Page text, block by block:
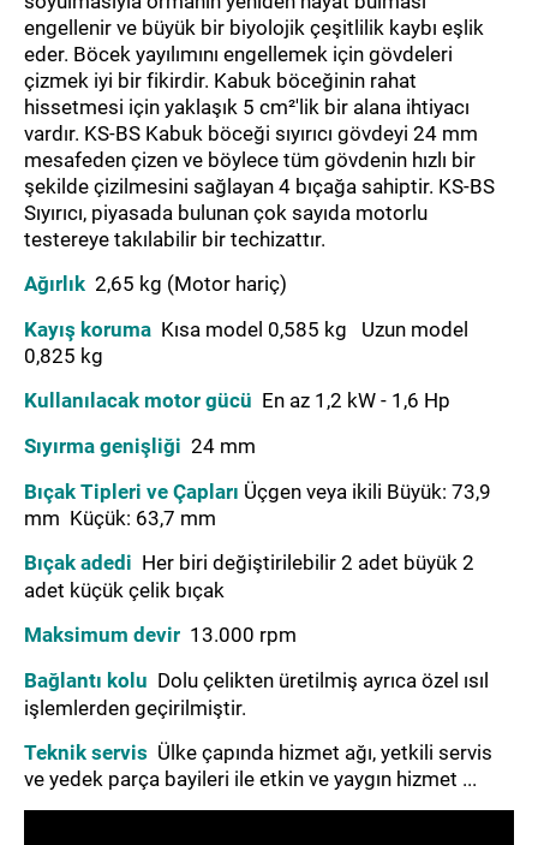
engellenir ve büyük bir biyolojik çeşitlilik kaybı eşlik
eder. Böcek yayılımını engellemek için gövdeleri
çizmek iyi bir fikirdir. Kabuk böceğinin rahat
hissetmesi için yaklaşık 5 cm²'lik bir alana ihtiyacı
vardır. KS-BS Kabuk böceği sıyırıcı gövdeyi 24 mm
mesafeden çizen ve böylece tüm gövdenin hızlı bir
şekilde çizilmesini sağlayan 4 bıçağa sahiptir. KS-BS
Sıyırıcı, piyasada bulunan çok sayıda motorlu
testereye takılabilir bir techizattır.
Ağırlık 2,65 kg (Motor hariç)
Kayış koruma Kısa model 0,585 kg Uzun model
0,825 kg
Kullanılacak motor gücü En az 1,2 kW - 1,6 Hp
Sıyırma genişliği 24 mm
Bıçak Tipleri ve Çapları Üçgen veya ikili Büyük: 73,9
mm Küçük: 63,7 mm
Bıçak adedi Her biri değiştirilebilir 2 adet büyük 2
adet küçük çelik bıçak
Maksimum devir 13.000 rpm
Bağlantı kolu Dolu çelikten üretilmiş ayrıca özel ısıl
işlemlerden geçirilmiştir.
Teknik servis Ülke çapında hizmet ağı, yetkili servis
ve yedek parça bayileri ile etkin ve yaygın hizmet ...